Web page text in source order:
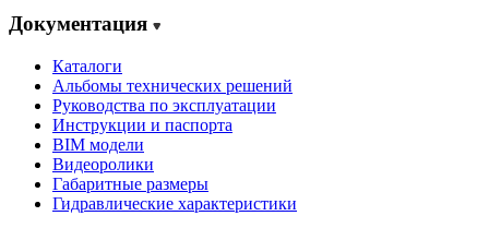
Документация
Каталоги
Альбомы технических решений
Руководства по эксплуатации
Инструкции и паспорта
BIM модели
Видеоролики
Габаритные размеры
Гидравлические характеристики